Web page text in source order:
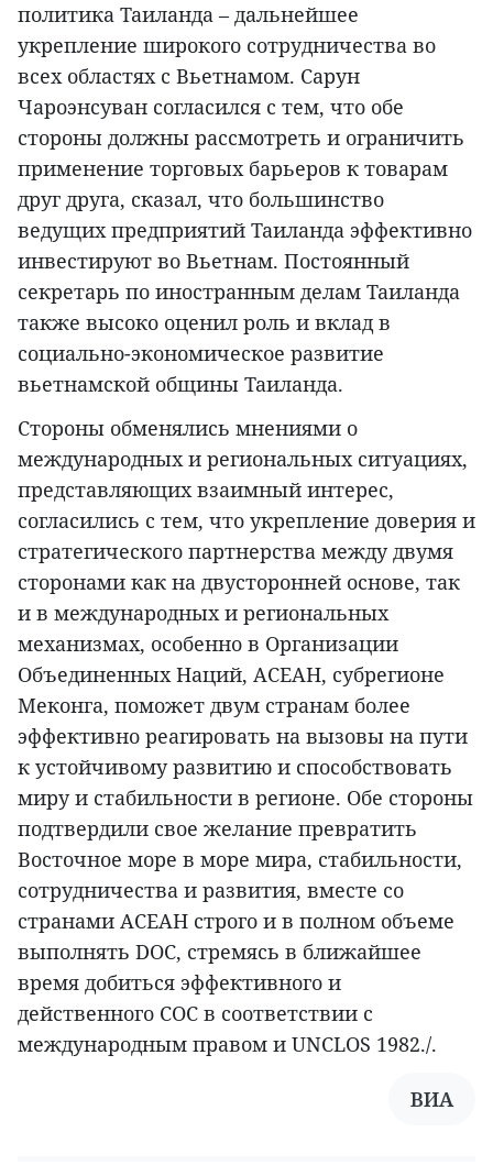
политика Таиланда – дальнейшее
укрепление широкого сотрудничества во
всех областях с Вьетнамом. Сарун
Чароэнсуван согласился с тем, что обе
стороны должны рассмотреть и ограничить
применение торговых барьеров к товарам
друг друга, сказал, что большинство
ведущих предприятий Таиланда эффективно
инвестируют во Вьетнам. Постоянный
секретарь по иностранным делам Таиланда
также высоко оценил роль и вклад в
социально-экономическое развитие
вьетнамской общины Таиланда.
Стороны обменялись мнениями о
международных и региональных ситуациях,
представляющих взаимный интерес,
согласились с тем, что укрепление доверия и
стратегического партнерства между двумя
сторонами как на двусторонней основе, так
и в международных и региональных
механизмах, особенно в Организации
Объединенных Наций, АСЕАН, субрегионе
Меконга, поможет двум странам более
эффективно реагировать на вызовы на пути
к устойчивому развитию и способствовать
миру и стабильности в регионе. Обе стороны
подтвердили свое желание превратить
Восточное море в море мира, стабильности,
сотрудничества и развития, вместе со
странами АСЕАН строго и в полном объеме
выполнять DOC, стремясь в ближайшее
время добиться эффективного и
действенного COC в соответствии с
международным правом и UNCLOS 1982./.
ВИА